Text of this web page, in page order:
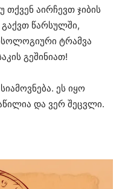
აირჩევთ ჯიბის
გაქვთ წარსულში,
ტრამვა
გეშინიათ!
ეს იყო
და ვერ შეცვლი.